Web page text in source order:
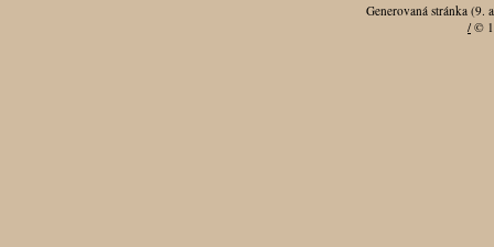
Generovaná stránka
/ ©